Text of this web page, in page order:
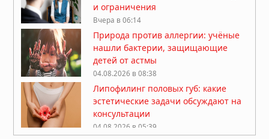
и ограничения
Вчера в 06:14
Природа против аллергии: учёные
нашли бактерии, защищающие
детей от астмы
04.08.2026 в 08:38
Липофилинг половых губ: какие
эстетические задачи обсуждают на
консультации
04.08.2026 в 05:39